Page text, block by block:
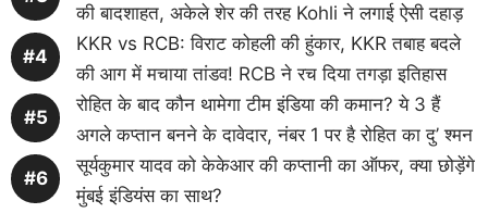
की बादशाहत, अकेले शेर की तरह Kohli ने लगाई ऐसी दहाड़
KKR vs RCB: विराट कोहली की हुंकार, KKR तबाह बदले
की आग में मचाया तांडव! RCB ने रच दिया तगड़ा इतिहास
रोहित के बाद कौन थामेगा टीम इंडिया की कमान? ये 3 हैं
अगले कप्तान बनने के दावेदार, नंबर 1 पर है रोहित का दु’ श्मन
सूर्यकुमार यादव को केकेआर की कप्तानी का ऑफर, क्या छोड़ेंगे
मुंबई इंडियंस का साथ?